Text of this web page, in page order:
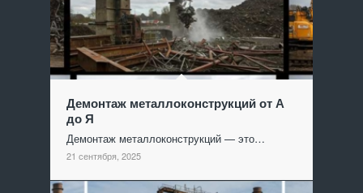
Демонтаж металлоконструкций от А
до Я
Демонтаж металлоконструкций — это…
21 сентября, 2025